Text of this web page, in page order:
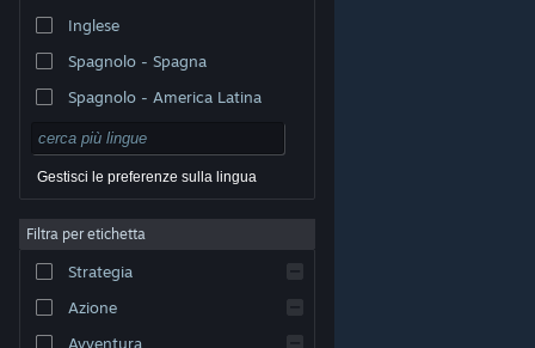
appartengono ai rispettivi proprietari negli Stati Uniti e
legali|
Steam| Rimborsi|
Inglese
Spagnolo - Spagna
Spagnolo - America Latina
Gestisci le preferenze sulla lingua
Filtra per etichetta
Strategia
Azione
Avventura